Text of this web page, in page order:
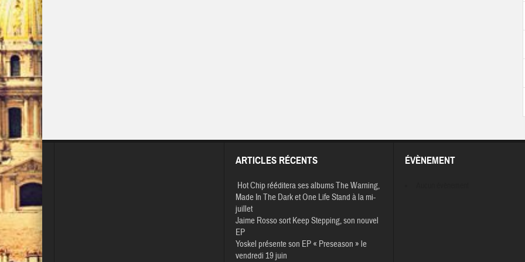
ARTICLES RÉCENTS
Hot Chip rééditera ses albums The Warning,
Made In The Dark et One Life Stand à la mi-
juillet
Jaime Rosso sort Keep Stepping, son nouvel
EP
Yoskel présente son EP « Preseason » le
vendredi 19 juin
ÉVÈNEMENT